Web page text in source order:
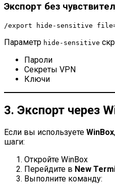
Экспорт без
/export hide-sensitive
Параметр hide-sensitive
Пароли
Секреты VPN
Ключи
3. Экспорт через
Если вы используете WinBox
шаги:
Откройте WinBox
Перейдите в New
Выполните команду: